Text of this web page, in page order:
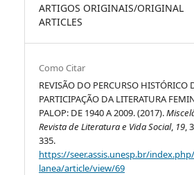
ARTIGOS ORIGINAIS/ORIGINAL
ARTICLES
Como Citar
REVISÃO DO PERCURSO HISTÓRICO
PARTICIPAÇÃO DA LITERATURA
PALOP: DE 1940 A 2009. (2017).
Revista de Literatura e Vida Social, 19,
335.
https://seer.assis.unesp.br/
lanea/article/view/69